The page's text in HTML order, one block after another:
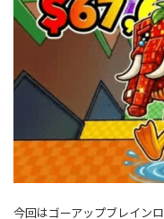
今回はゴーアップブレイン